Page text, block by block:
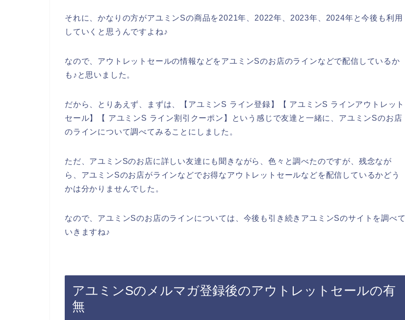
それに、かなりの方がアユミンSの商品を2021年、2022年、2023年、2024年と今後も利用
していくと思うんですよね♪
なので、アウトレットセールの情報などをアユミンSのお店のラインなどで配信しているか
も♪と思いました。
だから、とりあえず、まずは、【アユミンS ライン登録】【 アユミンS ラインアウトレット
セール】【 アユミンS ライン割引クーポン】という感じで友達と一緒に、アユミンSのお店
のラインについて調べてみることにしました。
ただ、アユミンSのお店に詳しい友達にも聞きながら、色々と調べたのですが、残念なが
ら、アユミンSのお店がラインなどでお得なアウトレットセールなどを配信しているかどう
かは分かりませんでした。
なので、アユミンSのお店のラインについては、今後も引き続きアユミンSのサイトを調べて
いきますね♪
アユミンSのメルマガ登録後のアウトレットセールの有
無